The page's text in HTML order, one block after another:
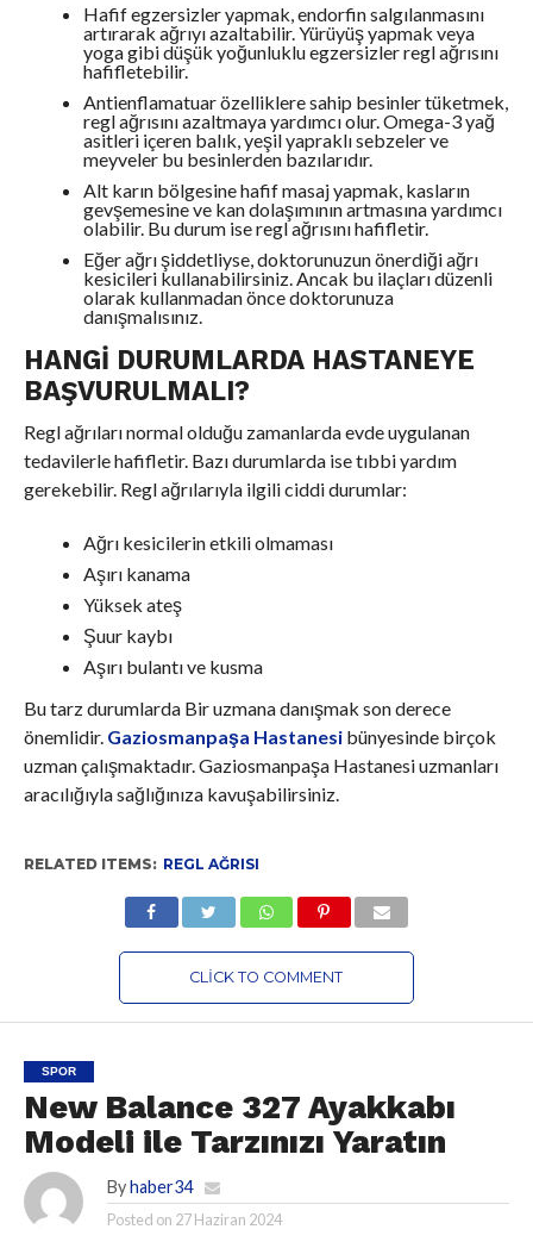
Hafif egzersizler yapmak, endorfin salgılanmasını
artırarak ağrıyı azaltabilir. Yürüyüş yapmak veya
yoga gibi düşük yoğunluklu egzersizler regl ağrısını
hafifletebilir.
Antienflamatuar özelliklere sahip besinler tüketmek,
regl ağrısını azaltmaya yardımcı olur. Omega-3 yağ
asitleri içeren balık, yeşil yapraklı sebzeler ve
meyveler bu besinlerden bazılarıdır.
Alt karın bölgesine hafif masaj yapmak, kasların
gevşemesine ve kan dolaşımının artmasına yardımcı
olabilir. Bu durum ise regl ağrısını hafifletir.
Eğer ağrı şiddetliyse, doktorunuzun önerdiği ağrı
kesicileri kullanabilirsiniz. Ancak bu ilaçları düzenli
olarak kullanmadan önce doktorunuza
danışmalısınız.
HANGI DURUMLARDA HASTANEYE
BAŞVURULMALI?
Regl ağrıları normal olduğu zamanlarda evde uygulanan
tedavilerle hafifletir. Bazı durumlarda ise tıbbi yardım
gerekebilir. Regl ağrılarıyla ilgili ciddi durumlar:
Ağrı kesicilerin etkili olmaması
Aşırı kanama
Yüksek ateş
Şuur kaybı
Aşırı bulantı ve kusma
Bu tarz durumlarda Bir uzmana danışmak son derece
önemlidir. Gaziosmanpaşa Hastanesibünyesinde birçok
uzman çalışmaktadır. Gaziosmanpaşa Hastanesi uzmanları
aracılığıyla sağlığınıza kavuşabilirsiniz.
RELATED ITEMS: REGL AĞRISI
CLICK TO COMMENT
SPOR
New Balance 327 Ayakkabı
Modeli ile Tarzınızı Yaratın
By haber34
Posted on 27 Haziran 2024